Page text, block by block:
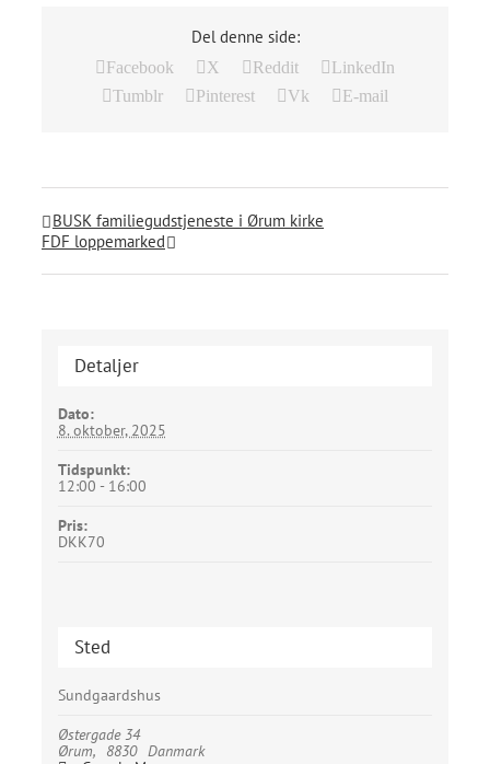
Del denne side:
Facebook X Reddit
LinkedIn
Tumblr
Pinterest Vk E-mail
BUSK familiegudstjeneste i Ørum kirke
FDF loppemarked
Detaljer
Dato:
8. oktober, 2025
Tidspunkt:
12:00 - 16:00
Pris:
DKK70
Sted
Sundgaardshus
Østergade 34
Ørum, 8830 Danmark